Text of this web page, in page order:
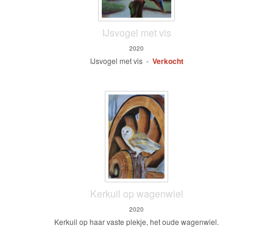
IJsvogel met vis
2020
IJsvogel met vis - Verkocht
Kerkuil op wagenwiel
2020
Kerkuil op haar vaste plekje, het oude wagenwiel.